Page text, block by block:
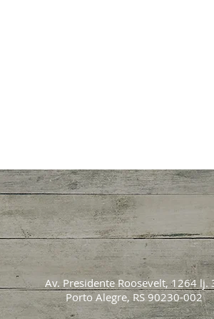
Av. Presidente Roosevelt, 1264 lj.
Porto Alegre, RS 90230-002